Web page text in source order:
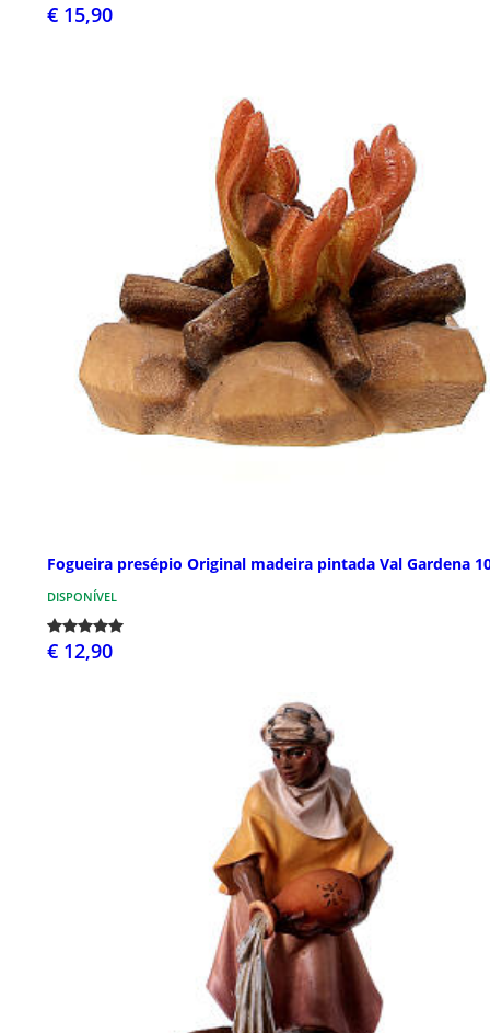
€ 15,90
Fogueira presépio Original madeira pintada Val Gardena
DISPONÍVEL
€ 12,90